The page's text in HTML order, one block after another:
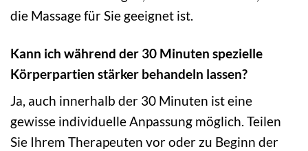
die Massage für Sie geeignet ist.
Kann ich während der 30 Minuten spezielle
Körperpartien stärker behandeln lassen?
Ja, auch innerhalb der 30 Minuten ist eine
gewisse individuelle Anpassung möglich. Teilen
Sie Ihrem Therapeuten vor oder zu Beginn der